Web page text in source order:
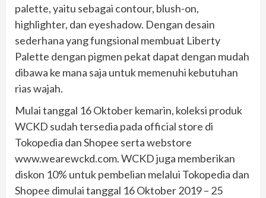
palette, yaitu sebagai contour, blush-on,
highlighter, dan eyeshadow. Dengan desain
sederhana yang fungsional membuat Liberty
Palette dengan pigmen pekat dapat dengan mudah
dibawa ke mana saja untuk memenuhi kebutuhan
rias wajah.
Mulai tanggal 16 Oktober kemarin, koleksi produk
WCKD sudah tersedia pada official store di
Tokopedia dan Shopee serta webstore
www.wearewckd.com. WCKD juga memberikan
diskon 10% untuk pembelian melalui Tokopedia dan
Shopee dimulai tanggal 16 Oktober 2019 – 25